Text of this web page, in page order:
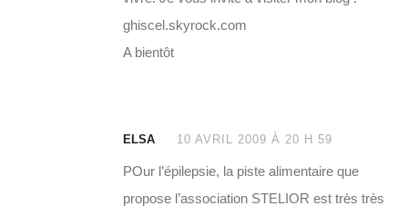
ghiscel.skyrock.com
A bientôt
ELSA 10 AVRIL 2009 À 20 H 59
POur l’épilepsie, la piste alimentaire que
propose l’association STELIOR est très très